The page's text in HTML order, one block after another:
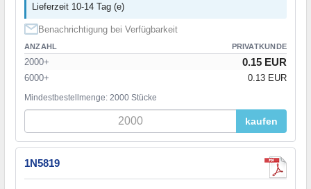
Lieferzeit 10-14 Tag (e)
Benachrichtigung bei Verfügbarkeit
ANZAHL PRIVATKUNDE
2000+ 0.15 EUR
6000+ 0.13 EUR
Mindestbestellmenge: 2000 Stücke
kaufen
1N5819